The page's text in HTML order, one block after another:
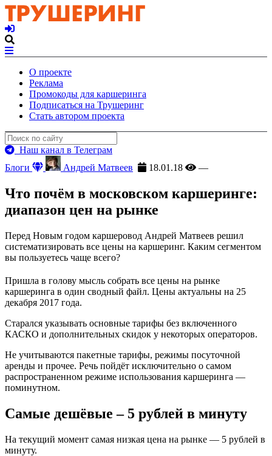
О проекте
Реклама
Промокоды для каршеринга
Подписаться на Трушеринг
Стать автором проекта
Наш канал в Телеграм
Блоги
Андрей Матвеев 18.01.18 —
Что почём в московском каршеринге:
диапазон цен на рынке
Перед Новым годом каршеровод Андрей Матвеев решил
систематизировать все цены на каршеринг. Каким сегментом
вы пользуетесь чаще всего?
Пришла в голову мысль собрать все цены на рынке
каршеринга в один сводный файл. Цены актуальны на 25
декабря 2017 года.
Старался указывать основные тарифы без включенного
КАСКО и дополнительных скидок у некоторых операторов.
Не учитываются пакетные тарифы, режимы посуточной
аренды и прочее. Речь пойдёт исключительно о самом
распространенном режиме использования каршеринга —
поминутном.
Самые дешёвые – 5 рублей в минуту
На текущий момент самая низкая цена на рынке — 5 рублей в
минуту.